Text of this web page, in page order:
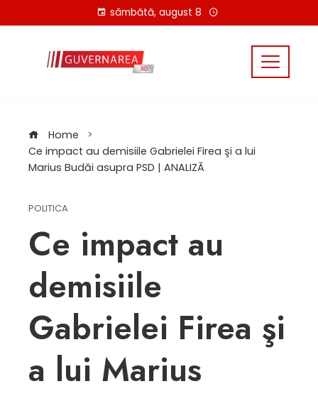
to
sâmbătă, august 8
Home
Ce impact au demisiile Gabrielei Firea şi a lui
Marius Budăi asupra PSD | ANALIZĂ
POLITICA
Ce impact au
demisiile
Gabrielei Firea şi
a lui Marius